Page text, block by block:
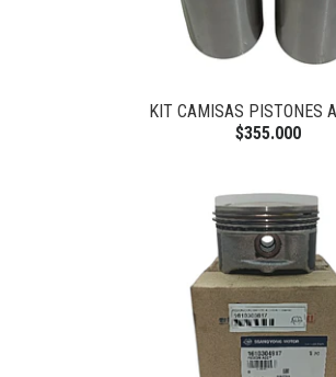
KIT CAMISAS PISTONES
$355.000